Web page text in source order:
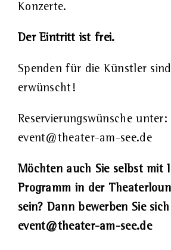
Konzerte.
Der Eintritt ist frei.
Spenden für die Künstler
erwünscht!
Reservierungswünsche unter:
event@theater-am-see.de
Möchten auch Sie selbst mit
Programm in der
sein? Dann bewerben Sie
event@theater-am-see.de